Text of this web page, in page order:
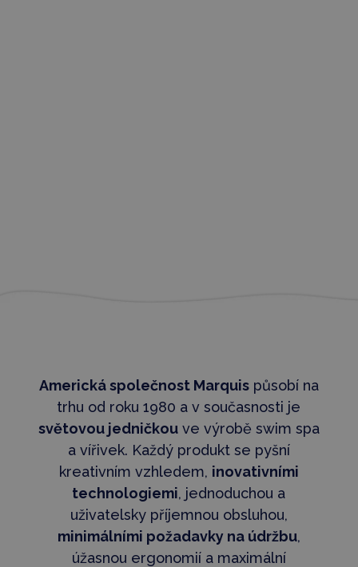
Americká společnost Marquispůsobí na
trhu od roku 1980 a v současnosti je
světovou jedničkouve výrobě swim spa
a vířivek. Každý produkt se pyšní
kreativním vzhledem, inovativními
technologiemi, jednoduchou a
uživatelsky příjemnou obsluhou,
minimálními požadavky na údržbu,
úžasnou ergonomií a maximální